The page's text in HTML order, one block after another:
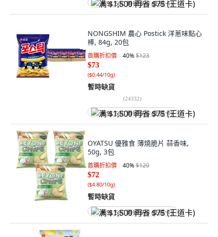
满 $1,500 再省 $75 (王道卡)
NONGSHIM 農心 Postick 洋蔥味點心
棒, 84g, 20包
首購折扣價 40%$123
$73
($0.44/10g)
暫時缺貨
(24332)
满 $1,500 再省 $75 (王道卡)
OYATSU 優雅食 薄燒脆片 蒜香味,
50g, 3包
首購折扣價 40%$120
$72
($4.80/10g)
暫時缺貨
满 $1,500 再省 $75 (王道卡)